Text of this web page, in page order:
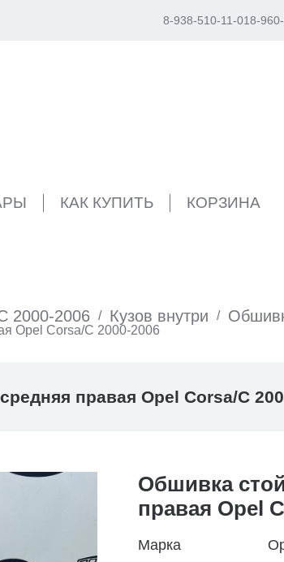
8-938-510-11-018-
КАК КУПИТЬ КОРЗИНА
2000-2006 / Кузов внутри /
Opel Corsa/C 2000-2006
правая Opel Corsa/C
Обшивка
правая Opel
Марка